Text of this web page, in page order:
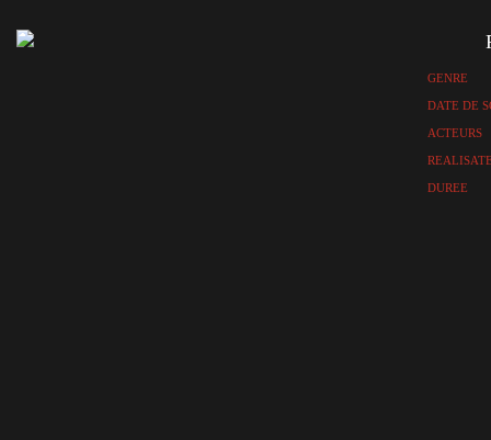
GENRE
DATE DE
ACTEURS
DUREE